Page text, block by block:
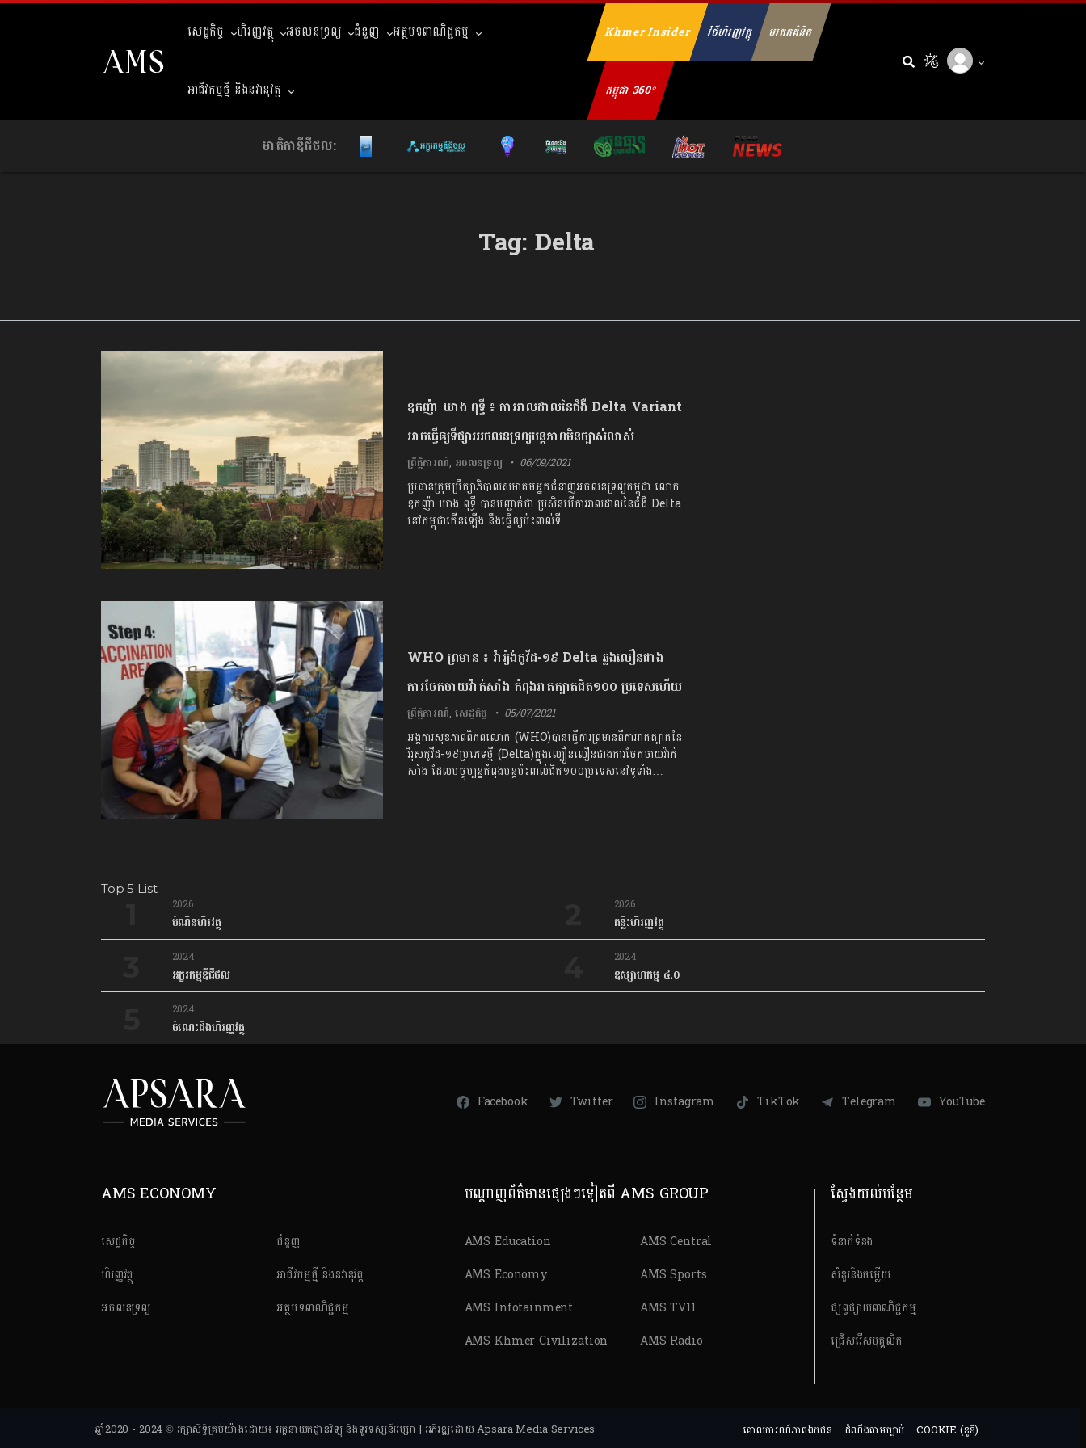
សេដ្ឋកិច្ច ហិរញ្ញវត្ថុ អចលនទ្រព្យ ជំនួញ អត្ថបទពាណិជ្ជកម្ម
អាជីវកម្មថ្មី និងនវានុវត្ត
Khmer Insider វិថីហិរញ្ញវត្ថុ មរតកគំនិត
កម្ពុជា 360°
មាតិកាឌីជីថល:
Tag:Delta
ឧកញ៉ា ឃាង ពុទ្ធី ៖ ការរាលដាលនៃជំងឺ Delta Variant
អាចធ្វើឲ្យទីផ្សារអចលនទ្រព្យបន្តភាពមិនច្បាស់លាស់
ព្រឹត្តិការណ៍, អចលនទ្រព្យ 06/09/2021
ប្រធានក្រុមប្រឹក្សាភិបាលសមាគមអ្នកជំនាញអចលនទ្រព្យកម្ពុជា លោក
ឧកញ៉ា ឃាង ពុទ្ធី បានបញ្ជាក់ថា ប្រសិនបើការរាលដាលនៃជំងឺ Delta
នៅកម្ពុជាកើនឡើង នឹងធ្វើឲ្យប៉ះពាល់ទី
WHO ព្រមាន ៖ វ៉ារ្យ៉ង់កូវីដ-១៩ Delta ឆ្លងលឿនជាង
ការចែកចាយវ៉ាក់សាំង កំពុងរាតត្បាតជិត១០០ ប្រទេសហើយ
ព្រឹត្តិការណ៍, សេដ្ឋកិច្ច 05/07/2021
អង្គការសុខភាពពិភពលោក (WHO)​បានធ្វើការព្រមានពីការរាតត្បាតនៃ
វីរុសកូវីដ-១៩ប្រភេទថ្មី (Delta)ក្នុងល្បឿនលឿនជាងការចែកចាយវ៉ាក់
សាំង ដែលបច្ចុប្បន្នកំពុងបន្តប៉ះពាល់ជិត១០០ប្រទេសនៅទូទាំង…
Top 5 List
2026
បំណិនហិរវត្ថុ
2026
គន្លឹះហិរញ្ញវត្ថុ
2024
អក្ខរកម្មឌីជីថល
2024
ឧស្សាហកម្ម ៤.០
2024
ចំណេះដឹងហិរញ្ញវត្ថុ
Facebook Twitter Instagram TikTok Telegram YouTube
AMS ECONOMY
សេដ្ឋកិច្ច
ហិរញ្ញវត្ថុ
អចលនទ្រព្យ
ជំនួញ
អាជីវកម្មថ្មី និងនវានុវត្ត
អត្ថបទពាណិជ្ជកម្ម
បណ្តាញព័ត៌មានផ្សេងៗទៀតពី AMS GROUP
AMS Education
AMS Economy
AMS Infotainment
AMS Khmer Civilization
AMS Central
AMS Sports
AMS TV11
AMS Radio
ស្វែងយល់បន្ថែម
ទំនាក់ទំនង
សំនួរនិងចម្លើយ
ផ្សព្វផ្សាយពាណិជ្ជកម្ម
ជ្រើសរើសបុគ្គលិក
ឆ្នាំ2020 - 2024 © រក្សាសិទ្ធិគ្រប់យ៉ាងដោយ៖ អគ្គនាយកដ្ឋានវិទ្យុ និងទូរទស្សន៍អប្សរា | អភិវឌ្ឍដោយ Apsara Media Services គោលការណ៍​ភាពឯកជន ដំណឹងតាមច្បាប់ COOKIE (ខូខី)